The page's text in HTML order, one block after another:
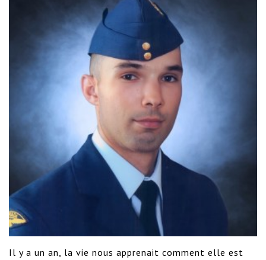
Il y a un an, la vie nous apprenait comment elle est